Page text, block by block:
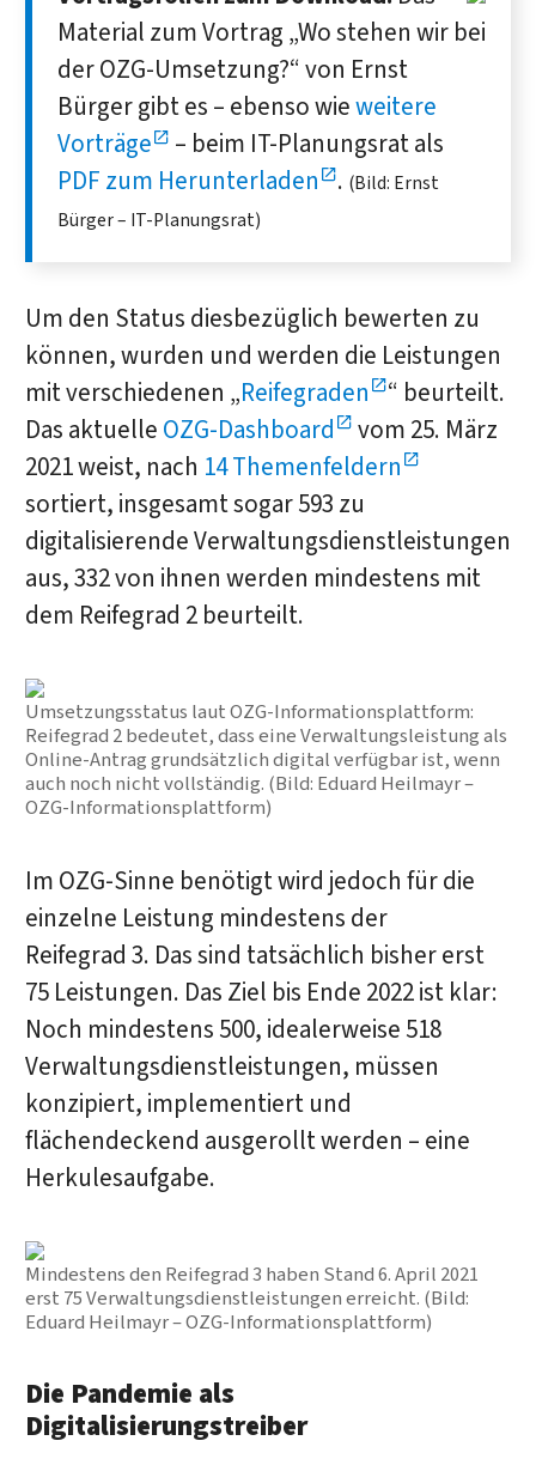
Material zum Vortrag „Wo stehen wir bei
der OZG-Umsetzung?“ von Ernst
Bürger gibt es – ebenso wieweitere
Vorträge
– beim IT-Planungsrat als
PDF zum Herunterladen
. (Bild: Ernst
Bürger – IT-Planungsrat)
Um den Status diesbezüglich bewerten zu
können, wurden und werden die Leistungen
mit verschiedenen „Reifegraden
“ beurteilt.
Das aktuelle OZG-Dashboard
vom 25. März
2021 weist, nach 14 Themenfeldern
sortiert, insgesamt sogar 593 zu
digitalisierende Verwaltungsdienstleistungen
aus, 332 von ihnen werden mindestens mit
dem Reifegrad 2 beurteilt.
Umsetzungsstatus laut OZG-Informationsplattform:
Reifegrad 2 bedeutet, dass eine Verwaltungsleistung als
Online-Antrag grundsätzlich digital verfügbar ist, wenn
auch noch nicht vollständig. (Bild: Eduard Heilmayr –
OZG-Informationsplattform)
Im OZG-Sinne benötigt wird jedoch für die
einzelne Leistung mindestens der
Reifegrad 3. Das sind tatsächlich bisher erst
75 Leistungen. Das Ziel bis Ende 2022 ist klar:
Noch mindestens 500, idealerweise 518
Verwaltungsdienstleistungen, müssen
konzipiert, implementiert und
flächendeckend ausgerollt werden – eine
Herkulesaufgabe.
Mindestens den Reifegrad 3 haben Stand 6. April 2021
erst 75 Verwaltungsdienstleistungen erreicht. (Bild:
Eduard Heilmayr – OZG-Informationsplattform)
Die Pandemie als
Digitalisierungstreiber